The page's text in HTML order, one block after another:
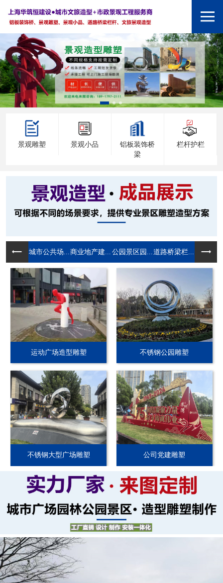
景观雕塑 景观小品
铝板装饰桥
梁
栏杆护栏
城市公共场... 商业地产建... 公园景区园... 道路桥梁栏...
运动广场造型雕塑 不锈钢公园雕塑
不锈钢大型广场雕塑 公司党建雕塑